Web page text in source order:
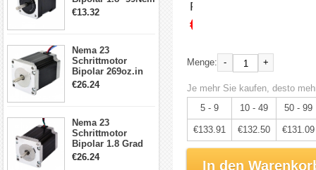
2A 4 Drähte mit 1m
€13.32
Nema 23
Schrittmotor
Bipolar 269oz.in
2,8A 57x57x76mm
€26.24
Nema 23
Schrittmotor
Bipolar 1.8 Grad
1.9Nm 3A 3.36V 4
€26.24
Preis:
€140.96
Menge: - +
Je mehr Sie kaufen, desto
5 - 9
10 - 49 50 - 99
€133.91 €132.50 €131.09
In den